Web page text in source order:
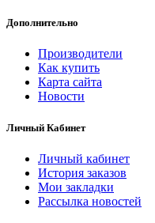
Дополнительно
Производители
Как купить
Карта сайта
Новости
Личный Кабинет
Личный кабинет
История заказов
Мои закладки
Рассылка новостей